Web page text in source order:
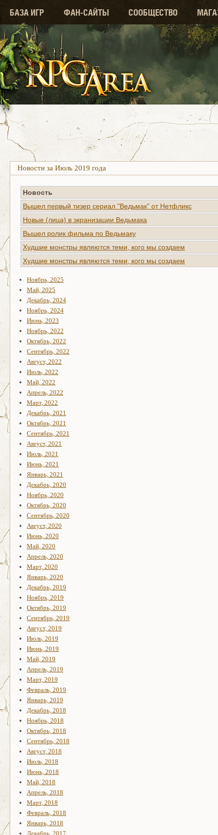
БАЗА ИГР ФАН-САЙТЫ СООБЩЕСТВО
Новости за Июль 2019 года
Новость
Вышел первый тизер сериал "Ведьмак" от Нетфликс
Новые (лица) в экранизации Ведьмака
Вышел ролик фильма по Ведьмаку
Худшие монстры являются теми, кого мы создаем
Худшие монстры являются теми, кого мы создаем
Ноябрь, 2025
Май, 2025
Декабрь, 2024
Ноябрь, 2024
Июнь, 2023
Ноябрь, 2022
Октябрь, 2022
Сентябрь, 2022
Август, 2022
Июль, 2022
Май, 2022
Апрель, 2022
Март, 2022
Декабрь, 2021
Октябрь, 2021
Сентябрь, 2021
Август, 2021
Июль, 2021
Июнь, 2021
Январь, 2021
Декабрь, 2020
Ноябрь, 2020
Октябрь, 2020
Сентябрь, 2020
Август, 2020
Июнь, 2020
Май, 2020
Апрель, 2020
Март, 2020
Январь, 2020
Декабрь, 2019
Ноябрь, 2019
Октябрь, 2019
Сентябрь, 2019
Август, 2019
Июль, 2019
Июнь, 2019
Май, 2019
Апрель, 2019
Март, 2019
Февраль, 2019
Январь, 2019
Декабрь, 2018
Ноябрь, 2018
Октябрь, 2018
Сентябрь, 2018
Август, 2018
Июль, 2018
Июнь, 2018
Май, 2018
Апрель, 2018
Март, 2018
Февраль, 2018
Январь, 2018
Декабрь, 2017